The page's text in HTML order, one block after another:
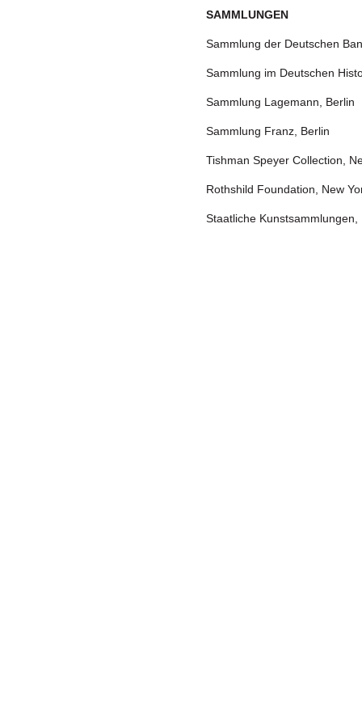
SAMMLUNGEN
Sammlung der Deutschen
Sammlung im Deutschen
Sammlung Lagemann, Berlin
Sammlung Franz, Berlin
Tishman Speyer Collection,
Rothshild Foundation, New
Staatliche Kunstsammlungen,